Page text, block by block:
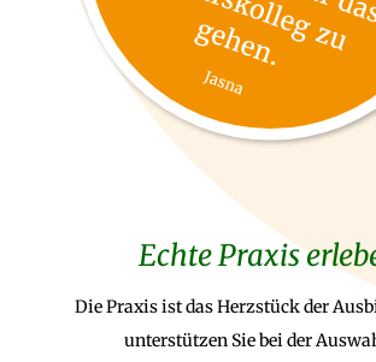
Echte Praxis
Die Praxis ist das Herzstück der
unterstützen Sie bei der